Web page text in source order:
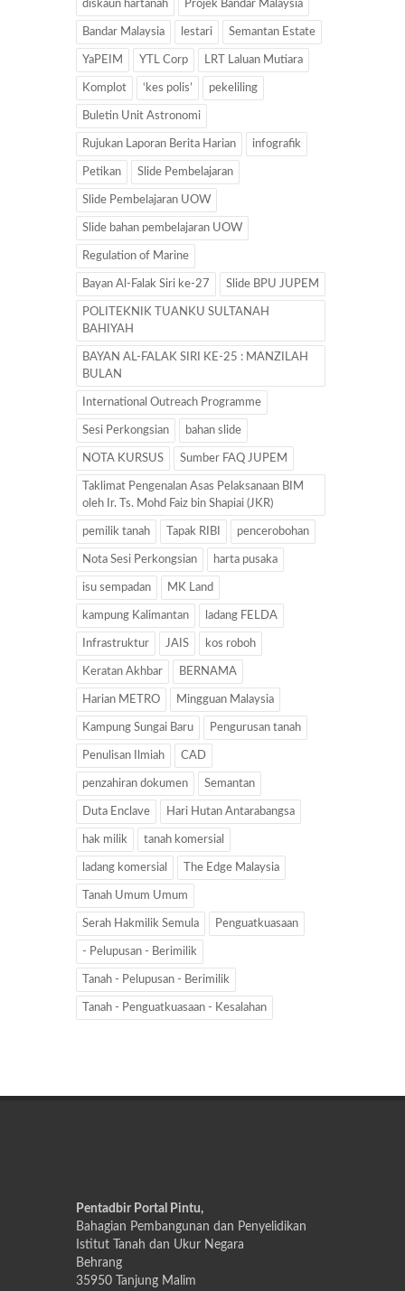
diskaun hartanah Projek Bandar Malaysia
Bandar Malaysia lestari Semantan Estate
YaPEIM YTL Corp LRT Laluan Mutiara
Komplot ‘kes polis’ pekeliling
Buletin Unit Astronomi
Rujukan Laporan Berita Harian infografik
Petikan Slide Pembelajaran
Slide Pembelajaran UOW
Slide bahan pembelajaran UOW
Regulation of Marine
Bayan Al-Falak Siri ke-27 Slide BPU JUPEM
POLITEKNIK TUANKU SULTANAH
BAHIYAH
BAYAN AL-FALAK SIRI KE-25 : MANZILAH
BULAN
International Outreach Programme
Sesi Perkongsian bahan slide
NOTA KURSUS Sumber FAQ JUPEM
Taklimat Pengenalan Asas Pelaksanaan BIM
oleh Ir. Ts. Mohd Faiz bin Shapiai (JKR)
pemilik tanah Tapak RIBI pencerobohan
Nota Sesi Perkongsian harta pusaka
isu sempadan MK Land
kampung Kalimantan ladang FELDA
Infrastruktur JAIS kos roboh
Keratan Akhbar BERNAMA
Harian METRO Mingguan Malaysia
Kampung Sungai Baru Pengurusan tanah
Penulisan Ilmiah CAD
penzahiran dokumen Semantan
Duta Enclave Hari Hutan Antarabangsa
hak milik tanah komersial
ladang komersial The Edge Malaysia
Tanah Umum Umum
Serah Hakmilik Semula Penguatkuasaan
- Pelupusan - Berimilik
Tanah - Pelupusan - Berimilik
Tanah - Penguatkuasaan - Kesalahan
Pentadbir Portal Pintu,
Bahagian Pembangunan dan Penyelidikan
Istitut Tanah dan Ukur Negara
Behrang
35950 Tanjung Malim